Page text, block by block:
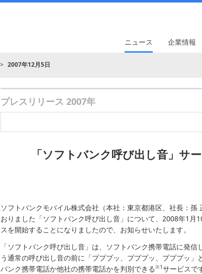
ニュース 企業情報
2007年12月5日
プレスリリース 2007年
「ソフトバンク呼び出し音」サ
ソフトバンクモバイル株式会社（本社：東京都港区、社長：
おりました「ソフトバンク呼び出し音」について、2008年1月
スを開始することになりましたので、お知らせいたします。
「ソフトバンク呼び出し音」は、ソフトバンク携帯電話に発
う通常の呼び出し音の前に「プププッ、プププッ、プププッ
バンク携帯電話か他社の携帯電話かを判別できる※1サービスで